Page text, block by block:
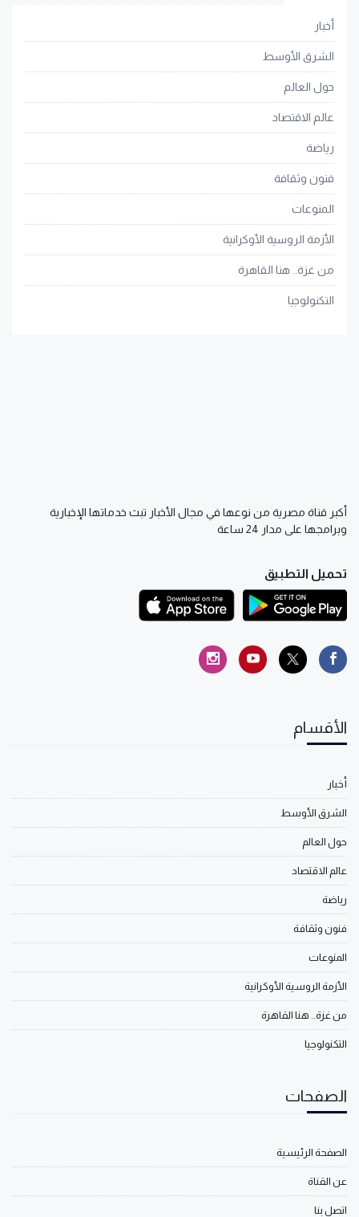
أخبار
الشرق الأوسط
حول العالم
عالم الاقتصاد
رياضة
فنون وثقافة
المنوعات
الأزمة الروسية الأوكرانية
من غزة.. هنا القاهرة
التكنولوجيا
أكبر قناة مصرية من نوعها في مجال الأخبار تبث خدماتها الإخبارية
وبرامجها على مدار 24 ساعة
تحميل التطبيق
الأقسام
أخبار
الشرق الأوسط
حول العالم
عالم الاقتصاد
رياضة
فنون وثقافة
المنوعات
الأزمة الروسية الأوكرانية
من غزة.. هنا القاهرة
التكنولوجيا
الصفحات
الصفحة الرئيسية
عن القناة
اتصل بنا